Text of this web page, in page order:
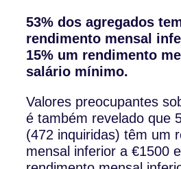
53% dos agregados
rendimento mensal
15% um rendimento
salário mínimo.
Valores preocupantes
é também revelado que
(472 inquiridas) têm um
mensal inferior a €1500